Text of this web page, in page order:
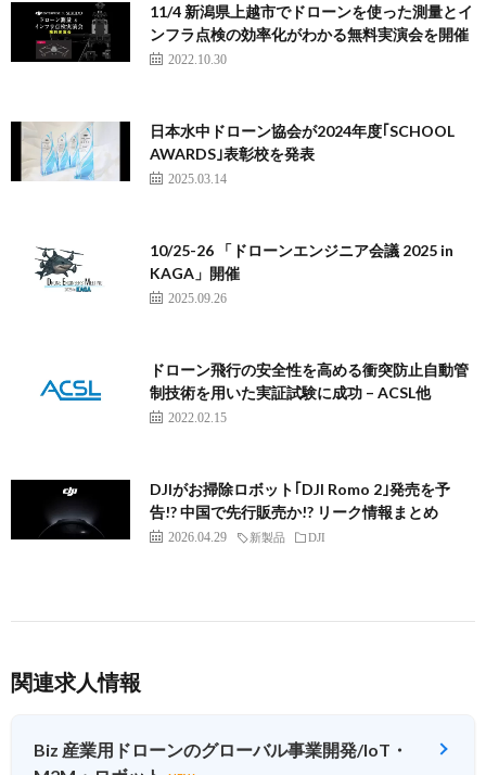
11/4 新潟県上越市でドローンを使った測量とイ
ンフラ点検の効率化がわかる無料実演会を開催
2022.10.30
日本水中ドローン協会が2024年度｢SCHOOL
AWARDS｣表彰校を発表
2025.03.14
10/25-26 「ドローンエンジニア会議 2025 in
KAGA」開催
2025.09.26
ドローン飛行の安全性を高める衝突防止自動管
制技術を用いた実証試験に成功 – ACSL他
2022.02.15
DJIがお掃除ロボット｢DJI Romo 2｣発売を予
告!? 中国で先行販売か!? リーク情報まとめ
2026.04.29 新製品 DJI
関連求人情報
Biz 産業用ドローンのグローバル事業開発/IoT・